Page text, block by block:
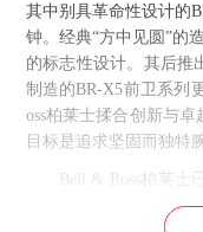
其中别具革命性设计的
钟。经典“方中见圆”的
的标志性设计。其后推
制造的BR-X5前卫系列
oss柏莱士揉合创新与
目标是追求坚固而独特
Bell & Ross柏莱
球80多个国家,拥有